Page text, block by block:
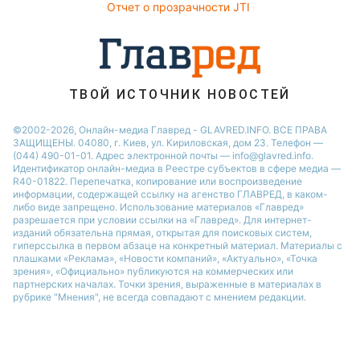
Отчет о прозрачности JTI
ТВОЙ ИСТОЧНИК НОВОСТЕЙ
©2002-2026, Онлайн-медиа Главред - GLAVRED.INFO. ВСЕ ПРАВА
ЗАЩИЩЕНЫ. 04080, г. Киев, ул. Кириловская, дом 23. Телефон —
(044) 490-01-01. Адрес электронной почты — info@glavred.info.
Идентификатор онлайн-медиа в Реестре cубъектов в сфере медиа —
R40-01822. Перепечатка, копирование или воспроизведение
информации, содержащей ссылку на агенство ГЛАВРЕД, в каком-
либо виде запрещено. Использование материалов «Главред»
разрешается при условии ссылки на «Главред». Для интернет-
изданий обязательна прямая, открытая для поисковых систем,
гиперссылка в первом абзаце на конкретный материал. Материалы с
плашками «Реклама», «Новости компаний», «Актуально», «Точка
зрения», «Официально» публикуются на коммерческих или
партнерских началах. Точки зрения, выраженные в материалах в
рубрике "Мнения", не всегда совпадают с мнением редакции.